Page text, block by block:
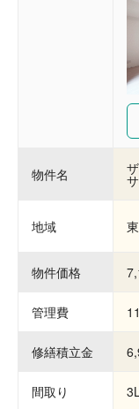
物件名
地域
物件価格
管理費
修繕積立金
間取り